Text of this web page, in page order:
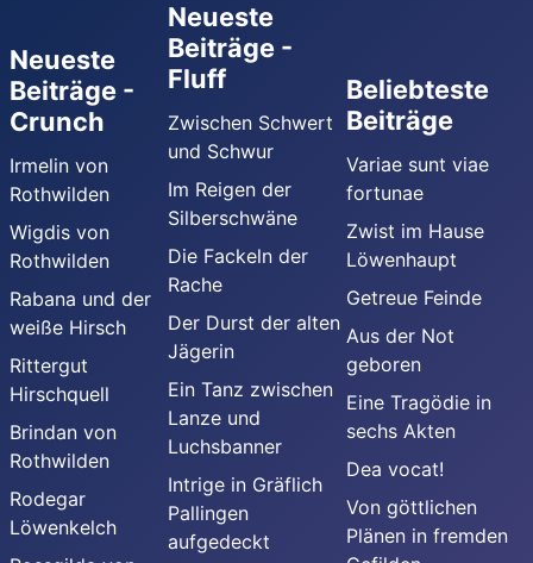
Neueste
Beiträge -
Crunch
Irmelin von
Rothwilden
Wigdis von
Rothwilden
Rabana und der
weiße Hirsch
Rittergut
Hirschquell
Brindan von
Rothwilden
Rodegar
Löwenkelch
Neueste
Beiträge -
Fluff
Zwischen Schwert
und Schwur
Im Reigen der
Silberschwäne
Die Fackeln der
Rache
Der Durst der alten
Jägerin
Ein Tanz zwischen
Lanze und
Luchsbanner
Intrige in Gräflich
Pallingen
aufgedeckt
Beliebteste
Beiträge
Variae sunt viae
fortunae
Zwist im Hause
Löwenhaupt
Getreue Feinde
Aus der Not
geboren
Eine Tragödie in
sechs Akten
Dea vocat!
Von göttlichen
Plänen in fremden